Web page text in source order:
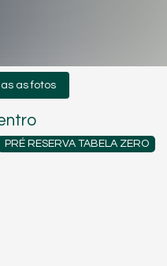
as fotos
PRÉ RESERVA TABELA ZERO